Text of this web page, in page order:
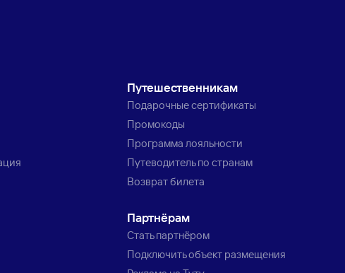
Путешественникам
Подарочные сертификаты
Промокоды
Программа лояльности
Путеводитель по странам
Возврат билета
Партнёрам
Стать партнёром
Подключить объект размещения